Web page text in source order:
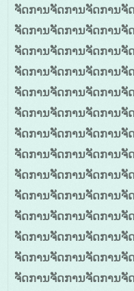
ຈັດການຈັດການຈັດການຈັ
ຈັດການຈັດການຈັດການຈັ
ຈັດການຈັດການຈັດການຈັ
ຈັດການຈັດການຈັດການຈັ
ຈັດການຈັດການຈັດການຈັ
ຈັດການຈັດການຈັດການຈັ
ຈັດການຈັດການຈັດການຈັ
ຈັດການຈັດການຈັດການຈັ
ຈັດການຈັດການຈັດການຈັ
ຈັດການຈັດການຈັດການຈັ
ຈັດການຈັດການຈັດການຈັ
ຈັດການຈັດການຈັດການຈັ
ຈັດການຈັດການຈັດການຈັ
ຈັດການຈັດການຈັດການຈັ